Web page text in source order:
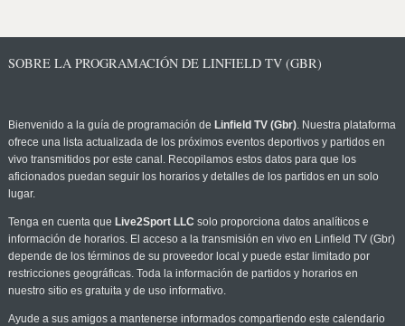
SOBRE LA PROGRAMACIÓN DE LINFIELD TV (GBR)
Bienvenido a la guía de programación de Linfield TV (Gbr). Nuestra plataforma
ofrece una lista actualizada de los próximos eventos deportivos y partidos en
vivo transmitidos por este canal. Recopilamos estos datos para que los
aficionados puedan seguir los horarios y detalles de los partidos en un solo
lugar.
Tenga en cuenta que Live2Sport LLC solo proporciona datos analíticos e
información de horarios. El acceso a la transmisión en vivo en Linfield TV (Gbr)
depende de los términos de su proveedor local y puede estar limitado por
restricciones geográficas. Toda la información de partidos y horarios en
nuestro sitio es gratuita y de uso informativo.
Ayude a sus amigos a mantenerse informados compartiendo este calendario